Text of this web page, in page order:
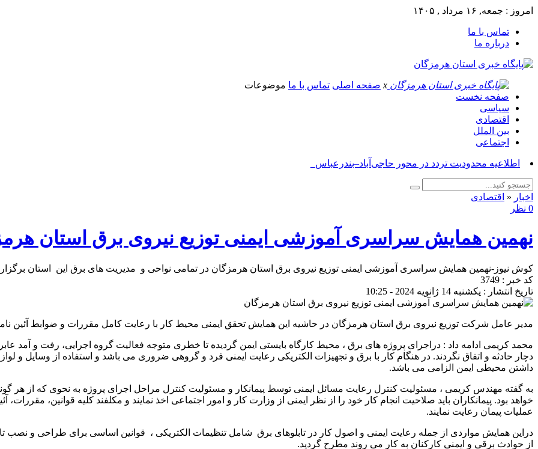
امروز : جمعه, ۱۶ مرداد , ۱۴۰۵
تماس با ما
درباره ما
x صفحه اصلی تماس با ما موضوعات
صفحه نخست
سیاسی
اقتصادی
بین الملل
اجتماعی
آسو_
اخبار « اقتصادی
0 نظر
نهمین همایش سراسری آموزشی ایمنی توزیع نیروی برق استان
کوش نیوز-نهمین همایش سراسری آموزشی ایمنی توزیع نیروی برق استان هرمزگان در تمامی نواحی و مدیریت های برق این استان برگزار
کد خبر : 3749
تاریخ انتشار : یکشنبه 14 ژانویه 2024 - 10:25
مدیر عامل شرکت توزیع نیروی برق استان هرمزگان در حاشیه این همایش تحقق ایمنی محیط کار با رعایت کامل مقررات و ضوابط آئین
محمد کریمی ادامه داد : دراجرای پروژه های برق ، محیط کارگاه بایستی ایمن گردیده تا خطری متوجه فعالیت گروه اجرایی، رفت و آمد
دچار حادثه و اتفاق نگردند. در هنگام کار با برق و تجهیزات الکتریکی رعایت ایمنی فرد و گروهی ضروری می باشد و استفاده از وسایل و
داشتن محیطی ایمن الزامی می باشد.
به گفته مهندس کریمی ، مسئولیت کنترل رعایت مسائل ایمنی توسط پیمانکار و مسئولیت کنترل مراحل اجرای پروژه به نحوی که از هر
خواهد بود. پیمانکاران باید صلاحیت انجام کار خود را از نظر ایمنی از وزارت کار و امور اجتماعی اخذ نمایند و مکلفند کلیه قوانین،
عملیات پیمان رعایت نمایند.
دراین همایش مواردی از جمله رعایت ایمنی و اصول کار در تابلوهای برق شامل تنظیمات الکتریکی ، قوانین اساسی برای طراحی و نصب
از حوادث برقی و ایمنی کارکنان به کار می روند مطرح گردید.